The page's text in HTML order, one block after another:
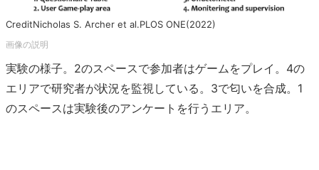
CreditNicholas S. Archer et al.PLOS ONE(2022)
実験の様子。2のスペースで参加者はゲームをプレイ。4の
エリアで研究者が状況を監視している。3で匂いを合成。1
のスペースは実験後のアンケートを行うエリア。